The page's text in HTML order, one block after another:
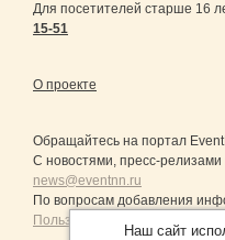
Для посетителей старше 16
15-51
О проекте
Обращайтесь на портал
С новостями, пресс-релизами
news@eventnn.ru
По вопросам добавления
Пользовательское
Наш сайт